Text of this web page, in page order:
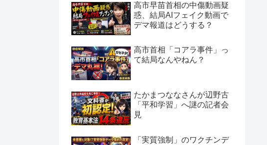
高市早苗首相の中傷動画疑
惑、結局AIフェイク動画で
デマ報道はどうする？
高市首相「コアラ事件」っ
て結局なんやねん？
たかまつななさんが辺野古
「平和学習」へ謎の記者会
見
「実質強制」のワクチンデ